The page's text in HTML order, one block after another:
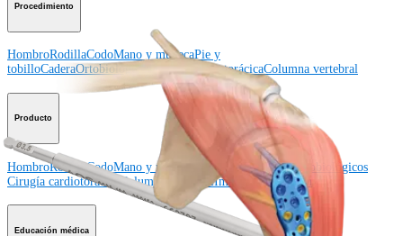
Procedimiento
HombroRodillaCodoMano y muñecaPie y
tobilloCaderaOrtobiológicos Cirugía cardiotorácicaColumna vertebral
Producto
HombroRodillaCodoMano y muñeca Pie y tobilloCaderaOrtobiológicos
Cirugía cardiotorácicaColumna vertebralImagen y resección
Educación médica